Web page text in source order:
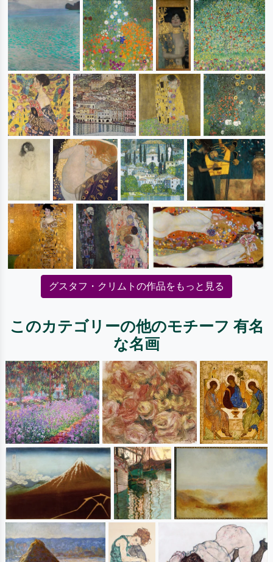
グスタフ・クリムトの作品をもっと見る
このカテゴリーの他のモチーフ 有名
な名画